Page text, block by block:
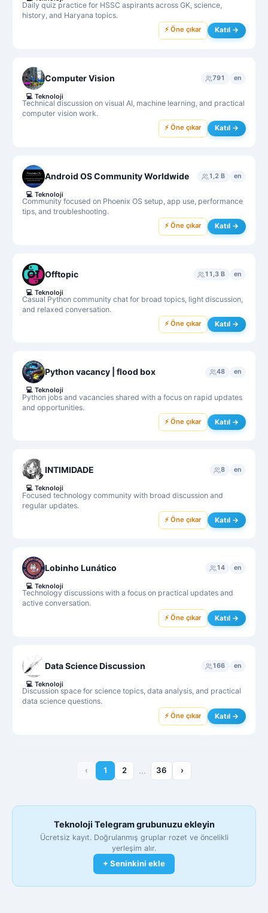
Daily quiz practice for HSSC aspirants across GK, science,
history, and Haryana topics.
⚡ Öne çıkar Katıl →
Computer Vision 791 en
Technical discussion on visual AI, machine learning, and practical
computer vision work.
💻 Teknoloji
⚡ Öne çıkar Katıl →
Android OS Community Worldwide 1,2 B en
Community focused on Phoenix OS setup, app use, performance
tips, and troubleshooting.
💻 Teknoloji
⚡ Öne çıkar Katıl →
Offtopic 11,3 B en
Casual Python community chat for broad topics, light discussion,
and relaxed conversation.
💻 Teknoloji
⚡ Öne çıkar Katıl →
Python vacancy | flood box 48 en
Python jobs and vacancies shared with a focus on rapid updates
and opportunities.
💻 Teknoloji
⚡ Öne çıkar Katıl →
INTIMIDADE 8 en
Focused technology community with broad discussion and
regular updates.
💻 Teknoloji
⚡ Öne çıkar Katıl →
Lobinho Lunático 14 en
Technology discussions with a focus on practical updates and
active conversation.
💻 Teknoloji
⚡ Öne çıkar Katıl →
Data Science Discussion 166 en
Discussion space for science topics, data analysis, and practical
data science questions.
💻 Teknoloji
⚡ Öne çıkar Katıl →
‹ 1 2 … 36 ›
Teknoloji Telegram grubunuzu ekleyin
Ücretsiz kayıt. Doğrulanmış gruplar rozet ve öncelikli
yerleşim alır.
+ Seninkini ekle